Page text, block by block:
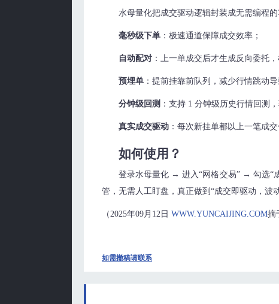
水母量化把成交驱动逻辑封装成无需编程的
毫秒级下单 ：极速通道保障成交效率；
自动配对 ：上一单成交后才生成反向委托
预埋单 ：提前挂靠前队列，减少行情跳动
分钟级回测 ：支持 1 分钟级历史行情回测
真实成交驱动 ：每次新挂单都以上一笔成
如何使用？
登录水母量化 → 进入“网格交易” → 勾选“
管，无需人工盯盘，真正做到“成交即驱动，波
（2025年09月12日 WWW.YUNCAIJING.COM摘
如需撤稿请联系